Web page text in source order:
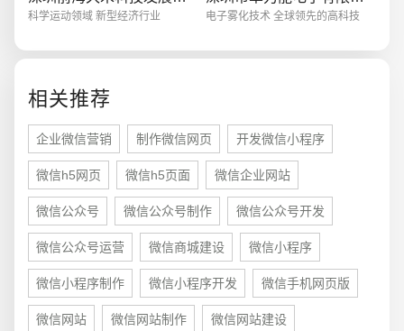
科学运动领域 新型经济行业 电子雾化技术 全球领先的高科技
相关推荐
企业微信营销 制作微信网页 开发微信小程序
微信h5网页 微信h5页面 微信企业网站
微信公众号 微信公众号制作 微信公众号开发
微信公众号运营 微信商城建设 微信小程序
微信小程序制作 微信小程序开发 微信手机网页版
微信网站 微信网站制作 微信网站建设
电商及系统平台开发